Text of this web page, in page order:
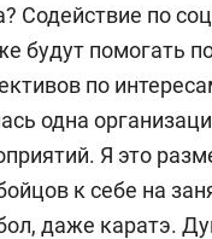
на
Всё для Победы»
119285,
Содействие по
будут помогать
по
одна
Я это
к себе на
даже каратэ.